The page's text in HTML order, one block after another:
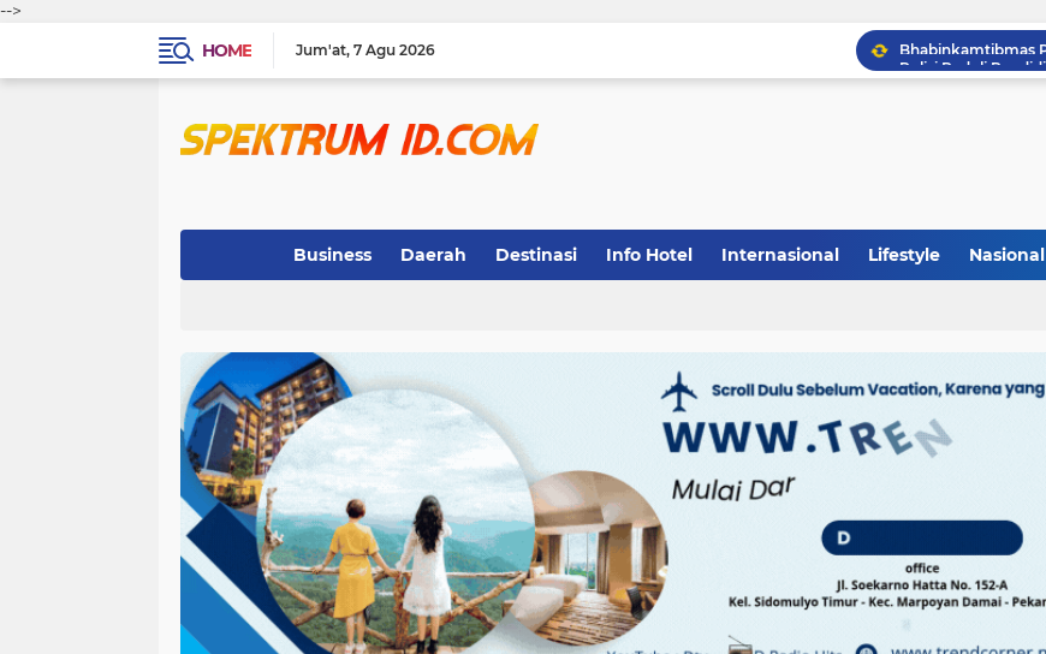
-->
HOME
Jum'at 7 Agu 2026
Business Daerah Destinasi Info Hotel Internasional Lifestyle Nasional